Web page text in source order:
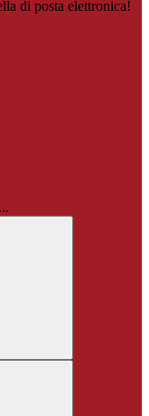
di posta elettronica!